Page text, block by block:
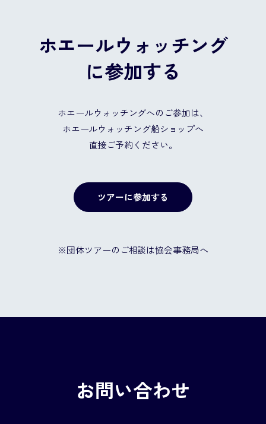
ホエールウォッチング
に参加する
ホエールウォッチングへのご参加は、
ホエールウォッチング船ショップへ
直接ご予約ください。
ツアーに参加する
※団体ツアーのご相談は協会事務局へ
お問い合わせ